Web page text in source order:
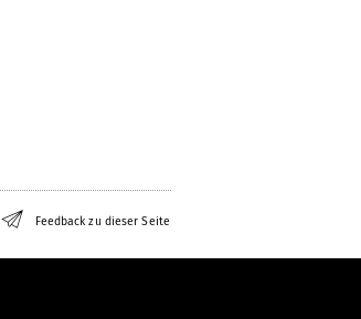
Feedback zu dieser Seite